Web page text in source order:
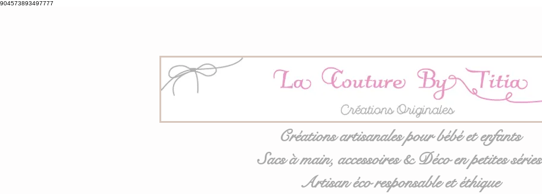
904573893497777
Créations artisanales pour bébé et enfants
Sacs à main, accessoires & Déco en petites séries
Artisan éco responsable et éthique